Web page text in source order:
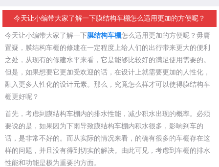
今天让小编带大家了解一下膜结构车棚怎么适用更加的方便呢？
今天让小编带大家了解一下膜结构车棚怎么适用更加的方便呢？毋庸
置疑，膜结构车棚的修建在一定程度上给人们的出行带来更大的便利
之处，从现有的修建水平来看，它是能够比较好的满足使用需要的。
但是，如果想要它更加受欢迎的话，在设计上就需要更加的人性化，
融入更多人性化的设计元素。那么，究竟怎么样才可以使得膜结构车
棚更好呢？
首先，考虑到膜结构车棚内的排水性能，减少积水出现的概率。必须
要说的是，如果因为下雨导致膜结构车棚内积水很多，影响到车的
话，是非常不好的。而从实际的情况来看，的确有很多的车棚存在这
样的问题，并且没有得到切实的解决。由此可见，考虑到车棚的排水
性能和功能是极为重要的方面。